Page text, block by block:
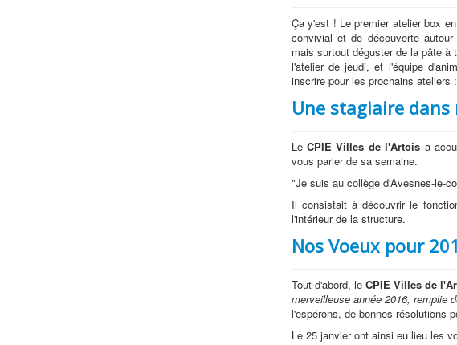
Ça y'est ! Le premier atelier box
convivial et de découverte
mais surtout déguster de la pâte
l'atelier de jeudi, et l'équipe
inscrire pour les prochains
Une stagiaire dans
LeCPIE Villes de l'Artois a
vous parler de sa semaine.
"Je suis au collège d'Avesnes-le-
Il consistait à découvrir le
l'intérieur de la structure.
Nos Voeux pour
Tout d'abord, le CPIE Villes de
merveilleuse année 2016, remplie
l'espérons, de bonnes résolutions
Le 25 janvier ont ainsi eu lieu les